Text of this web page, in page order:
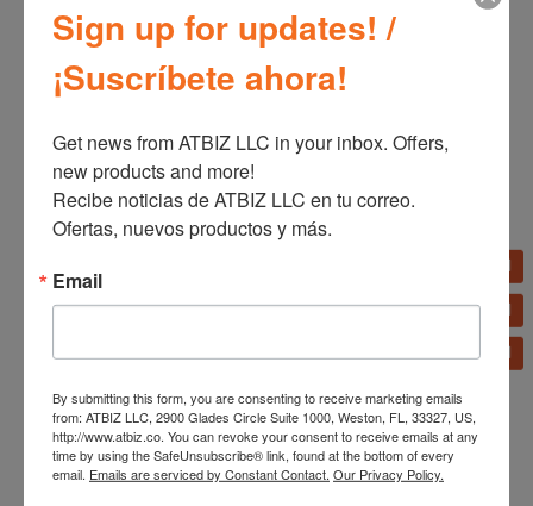
Arrocera Multiusos Oster
Acero Inoxidable 10
Tazas CKSTRC5732SS-
013
Licuadora Oster Motor
Reversible Vaso Blend N
Go
Sign up for updates! /
¡Suscríbete ahora!
Get news from ATBIZ LLC in your inbox. Offers,
new products and more!
Recibe noticias de ATBIZ LLC en tu correo.
Ofertas, nuevos productos y más.
Email
By submitting this form, you are consenting to receive marketing emails
from: ATBIZ LLC, 2900 Glades Circle Suite 1000, Weston, FL, 33327, US,
http://www.atbiz.co. You can revoke your consent to receive emails at any
time by using the SafeUnsubscribe® link, found at the bottom of every
email. Emails are serviced by Constant Contact. Our Privacy Policy.